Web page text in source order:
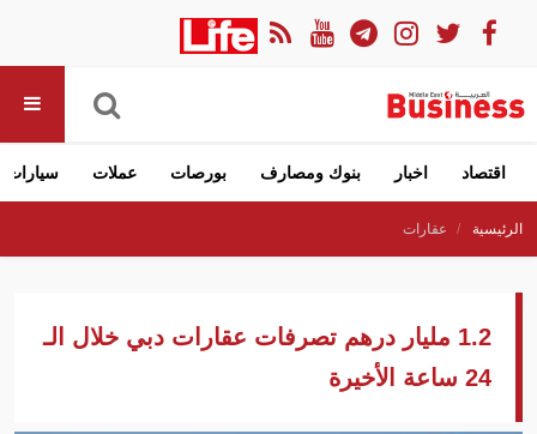
اقتصاد اخبار بنوك ومصارف بورصات عملات سيارات
الرئيسية عقارات
1.2 مليار درهم تصرفات عقارات دبي خلال الـ
24 ساعة الأخيرة